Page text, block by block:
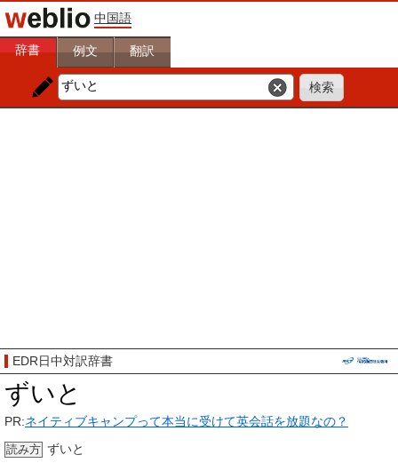
中国語
辞書 例文 翻訳
EDR日中対訳辞書
ずいと
PR:ネイティブキャンプって本当に受けて英会話を放題なの？
読み方 ずいと